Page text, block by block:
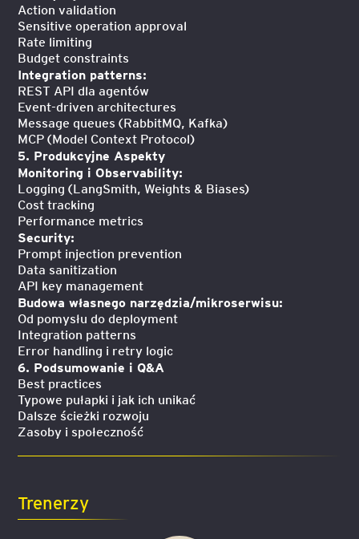
Action validation
Sensitive operation approval
Rate limiting
Budget constraints
Integration patterns:
REST API dla agentów
Event-driven architectures
Message queues (RabbitMQ, Kafka)
MCP (Model Context Protocol)
5. Produkcyjne Aspekty
Monitoring i Observability:
Logging (LangSmith, Weights & Biases)
Cost tracking
Performance metrics
Security:
Prompt injection prevention
Data sanitization
API key management
Budowa własnego narzędzia/mikroserwisu:
Od pomysłu do deployment
Integration patterns
Error handling i retry logic
6. Podsumowanie i Q&A
Best practices
Typowe pułapki i jak ich unikać
Dalsze ścieżki rozwoju
Zasoby i społeczność
Trenerzy